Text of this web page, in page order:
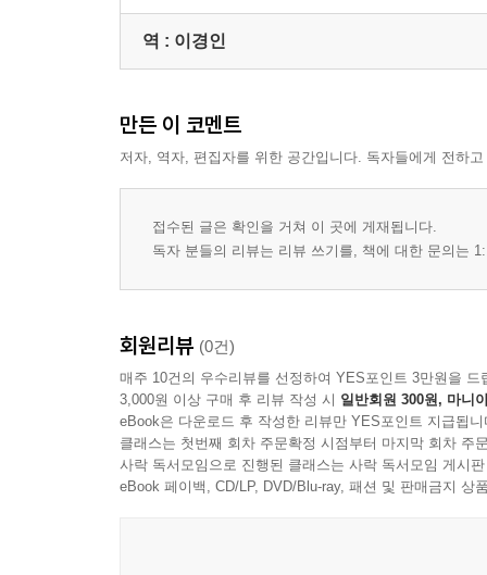
역 : 이경인
만든 이 코멘트
저자, 역자, 편집자를 위한 공간입니다. 독자들에게 전하
접수된 글은 확인을 거쳐 이 곳에 게재됩니다.
독자 분들의 리뷰는 리뷰 쓰기를, 책에 대한 문의는
회원리뷰 (0건)
매주 10건의 우수리뷰를 선정하여 YES포인트 3만원을 드
3,000원 이상 구매 후 리뷰 작성 시 일반회원 300원, 마니
eBook은 다운로드 후 작성한 리뷰만 YES포인트 지급됩니
클래스는 첫번째 회차 주문확정 시점부터 마지막 회차 주
사락 독서모임으로 진행된 클래스는 사락 독서모임 게시
eBook 페이백, CD/LP, DVD/Blu-ray, 패션 및 판매금지 상